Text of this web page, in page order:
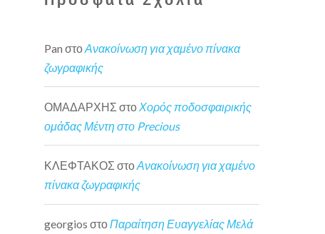
Pan στοΑνακοίνωση για χαμένο πίνακα
ζωγραφικής
ΟΜΑΔΑΡΧΗΣ στο Χορός ποδοσφαιρικής
ομάδας Μέντη στο Precious
ΚΛΕΦΤΑΚΟΣ στοΑνακοίνωση για χαμένο
πίνακα ζωγραφικής
georgios στοΠαραίτηση Ευαγγελίας Μελά